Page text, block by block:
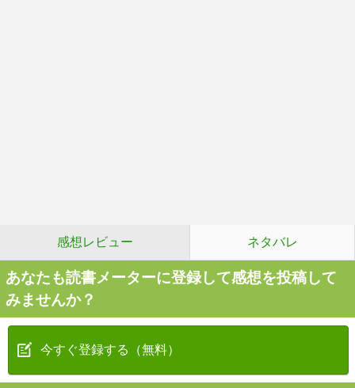
感想レビュー ネタバレ
あなたも読書メーターに登録して感想を投稿して
みませんか？
今すぐ登録する（無料）